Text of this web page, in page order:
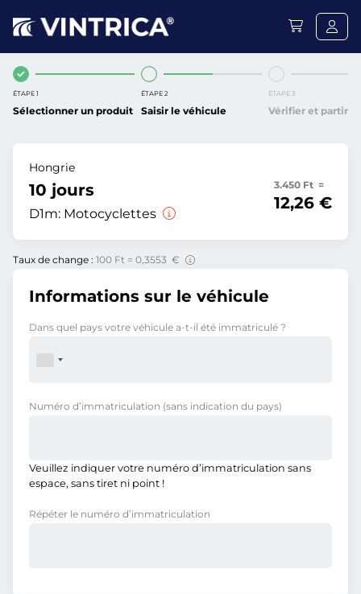
ÉTAPE 1
Sélectionner un produit
ÉTAPE 2
Saisir le véhicule
ÉTAPE 3
Vérifier et partir
Hongrie
10 jours
D1m: Motocyclettes
3.450 Ft =
12,26 €
Taux de change : 100 Ft = 0,3553 €
Informations sur le véhicule
Dans quel pays votre véhicule a-t-il été immatriculé ?
Numéro d’immatriculation (sans indication du pays)
Veuillez indiquer votre numéro d’immatriculation sans
espace, sans tiret ni point !
Répéter le numéro d’immatriculation